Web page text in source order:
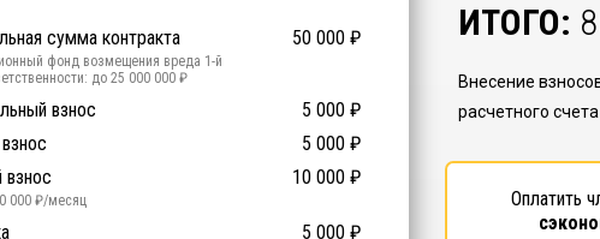
сумма контракта 50 000 ₽
фонд возмещения вреда 1-й
до 25 000 000 ₽
гос. тендерах и аукционах 0 ₽
фонд договорных обязательств
взнос 5 000 ₽
5 000 ₽
взнос
10 000 ₽
000 ₽/месяц
специалистов НРС 0 ₽
ISO 9001 14 500 ₽
ISO 14001 14 500 ₽
OHSAS 18001 14 500 ₽
5 000 ₽
ИТОГО:
Внесение
расчетного
Оплатить